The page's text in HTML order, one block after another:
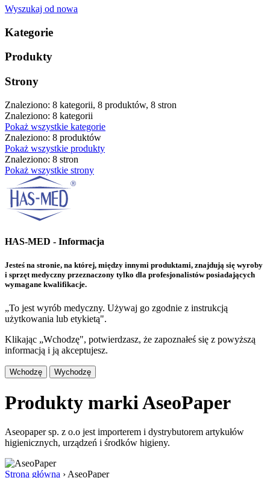
Wyszukaj od nowa
Kategorie
Produkty
Strony
Znaleziono: 8 kategorii, 8 produktów, 8 stron
Znaleziono: 8 kategorii
Pokaż wszystkie kategorie
Znaleziono: 8 produktów
Pokaż wszystkie produkty
Znaleziono: 8 stron
Pokaż wszystkie strony
HAS-MED - Informacja
Jesteś na stronie, na której, między innymi produktami, znajdują się wyroby
i sprzęt medyczny przeznaczony tylko dla profesjonalistów posiadających
wymagane kwalifikacje.
„To jest wyrób medyczny. Używaj go zgodnie z instrukcją
użytkowania lub etykietą".
Klikając „Wchodzę", potwierdzasz, że zapoznałeś się z powyższą
informacją i ją akceptujesz.
Wchodzę Wychodzę
Produkty marki AseoPaper
Aseopaper sp. z o.o jest importerem i dystrybutorem artykułów
higienicznych, urządzeń i środków higieny.
Strona główna › AseoPaper